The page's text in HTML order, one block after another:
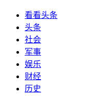
看看头条
头条
社会
军事
娱乐
财经
历史